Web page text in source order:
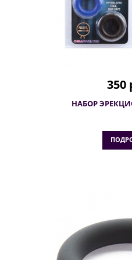
350
НАБОР